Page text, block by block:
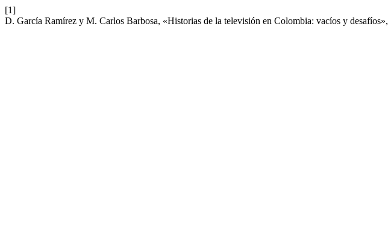
[1]
D. García Ramírez y M. Carlos Barbosa, «Historias de la televisión en Colombia: vacíos y desafíos»,